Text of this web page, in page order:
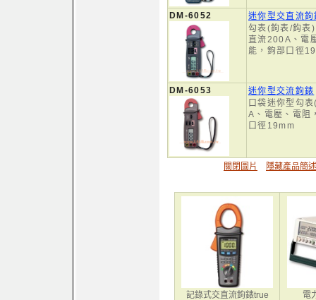
DM-6052
迷你型交直流鉤
勾表(鉤表/鈎表
直流200A、電
能，鉤部口徑
DM-6053
迷你型交流鉤錶
口袋迷你型勾
A、電壓、電阻
口徑19mm
關閉圖片 隱藏產品簡述
記錄式交直流鉤錶true
電